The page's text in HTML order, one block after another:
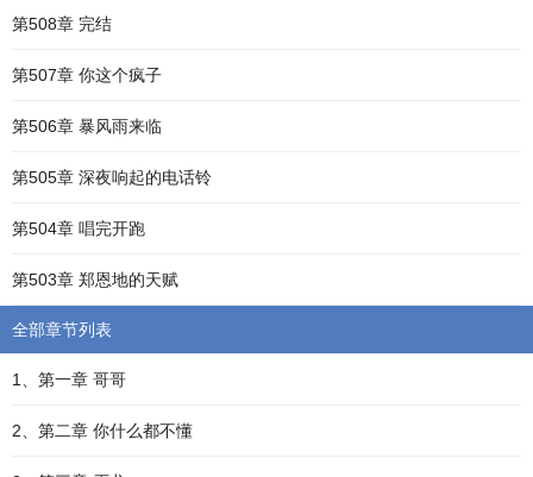
第508章 完结
第507章 你这个疯子
第506章 暴风雨来临
第505章 深夜响起的电话铃
第504章 唱完开跑
第503章 郑恩地的天赋
全部章节列表
1、第一章 哥哥
2、第二章 你什么都不懂